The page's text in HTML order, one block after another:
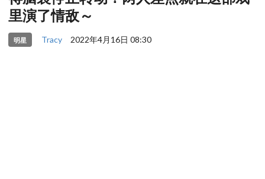
里演了情敌～
明星 Tracy 2022年4月16日 08:30